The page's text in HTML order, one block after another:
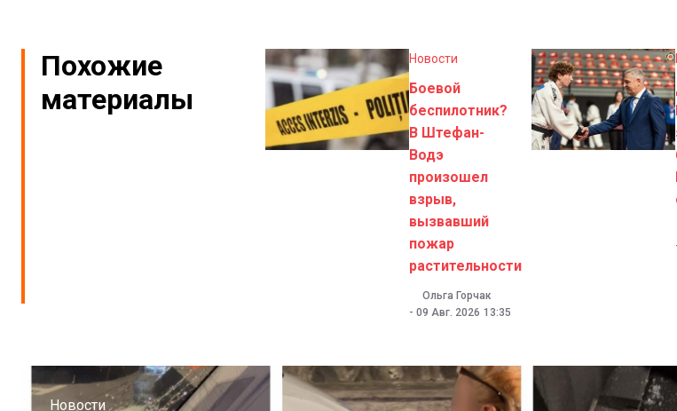
Похожие
материалы
Новости
Боевой
беспилотник?
В Штефан-
Водэ
произошел
взрыв,
вызвавший
пожар
растительности
Ольга Горчак
- 09 Авг. 2026 13:35
Новости